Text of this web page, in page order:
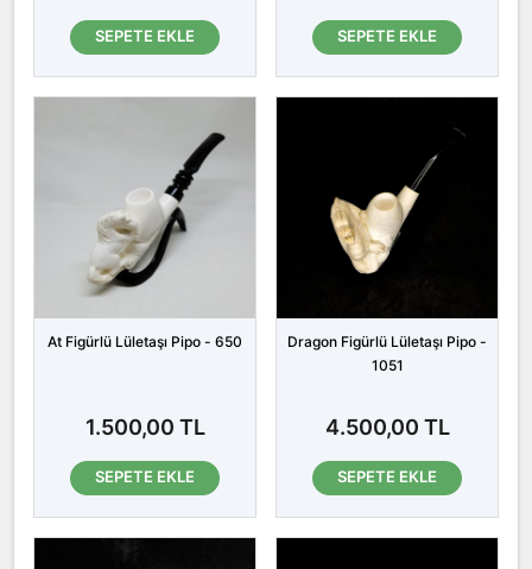
SEPETE EKLE SEPETE EKLE
At Figürlü Lületaşı Pipo - 650
1.500,00 TL
SEPETE EKLE
Dragon Figürlü Lületaşı Pipo -
1051
4.500,00 TL
SEPETE EKLE